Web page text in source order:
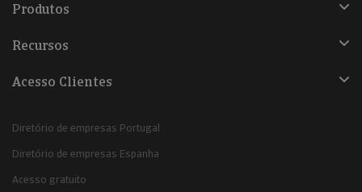
Produtos
Recursos
Acesso Clientes
Diretório de empresas Portugal
Diretório de empresas Espanha
Acesso gratuito